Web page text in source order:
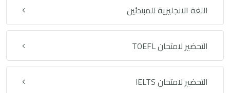
اللغة الانجليزية للمبتدئين
التحضير لامتحان TOEFL
التحضير لامتحان IELTS